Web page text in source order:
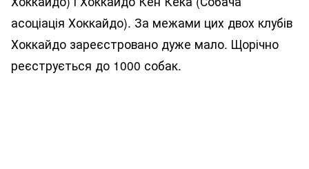
асоціація Хоккайдо). За межами цих двох клубів
Хоккайдо зареєстровано дуже мало. Щорічно
реєструється до 1000 собак.